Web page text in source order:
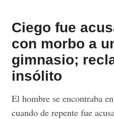
Ciego fue
con morbo a
gimnasio;
insólito
El hombre se encontraba
cuando de repente fue